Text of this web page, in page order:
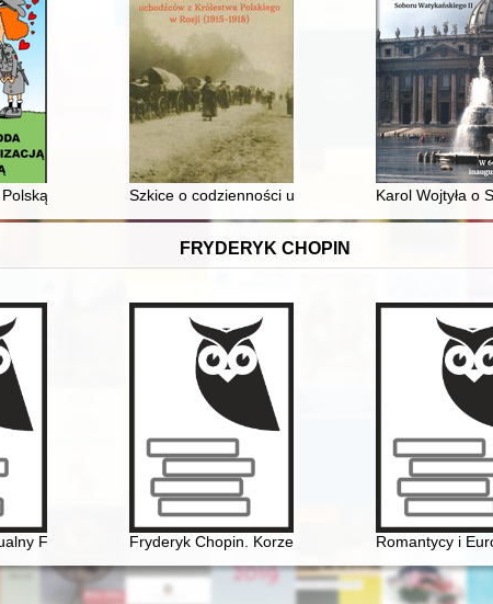
lettura incrociati fra presente e passato
Organizacją Harcerską
Szkice o codzienności uchodźców z Królestwa
Karol Wojtyła o
FRYDERYK CHOPIN
composers up to the first world war
Fryderyka Chopina. Próba analizy stylistycznej fragmentu
Fryderyk Chopin. Korzenie Romantycy i